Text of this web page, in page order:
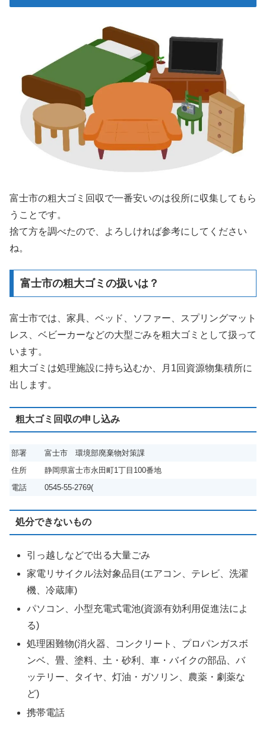
富士市の粗大ゴミ回収で一番安いのは役所に収集してもら
うことです。
捨て方を調べたので、よろしければ参考にしてください
ね。
富士市の粗大ゴミの扱いは？
富士市では、家具、ベッド、ソファー、スプリングマット
レス、ベビーカーなどの大型ごみを粗大ゴミとして扱って
います。
粗大ゴミは処理施設に持ち込むか、月1回資源物集積所に
出します。
粗大ゴミ回収の申し込み
部署
富士市 環境部廃棄物対策課
住所
静岡県富士市永田町1丁目100番地
電話
0545-55-2769(
処分できないもの
引っ越しなどで出る大量ごみ
家電リサイクル法対象品目(エアコン、テレビ、洗濯
機、冷蔵庫)
パソコン、小型充電式電池(資源有効利用促進法によ
る)
処理困難物(消火器、コンクリート、プロパンガスボ
ンベ、畳、塗料、土・砂利、車・バイクの部品、バ
ッテリー、タイヤ、灯油・ガソリン、農薬・劇薬な
ど)
携帯電話